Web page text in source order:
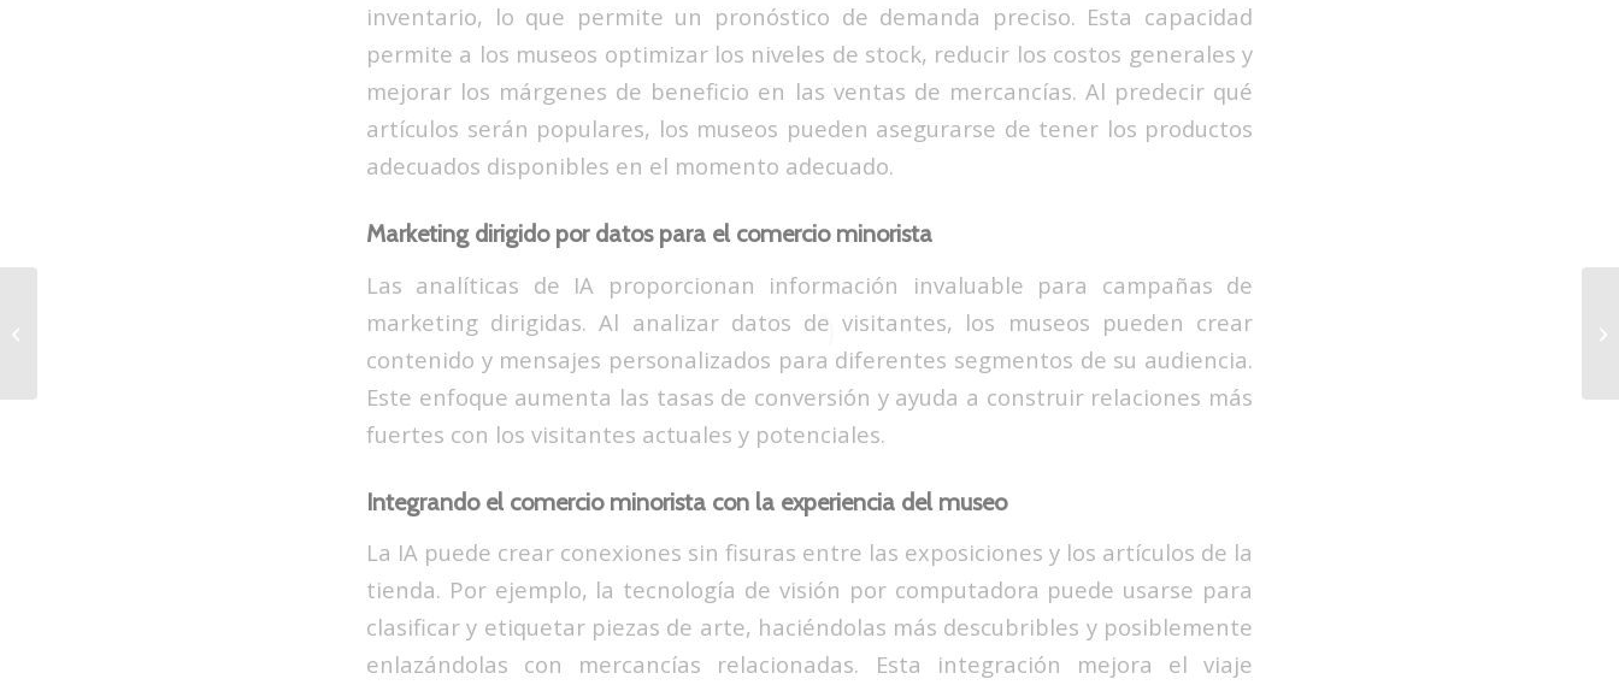
inventario, lo que permite un pronóstico de demanda preciso. Esta capacidad
permite a los museos optimizar los niveles de stock, reducir los costos generales y
mejorar los márgenes de beneficio en las ventas de mercancías. Al predecir qué
artículos serán populares, los museos pueden asegurarse de tener los productos
adecuados disponibles en el momento adecuado.
Marketing dirigido por datos para el comercio minorista
Las analíticas de IA proporcionan información invaluable para campañas de
marketing dirigidas. Al analizar datos de visitantes, los museos pueden crear
contenido y mensajes personalizados para diferentes segmentos de su audiencia.
Este enfoque aumenta las tasas de conversión y ayuda a construir relaciones más
fuertes con los visitantes actuales y potenciales.
Integrando el comercio minorista con la experiencia del museo
La IA puede crear conexiones sin fisuras entre las exposiciones y los artículos de la
tienda. Por ejemplo, la tecnología de visión por computadora puede usarse para
clasificar y etiquetar piezas de arte, haciéndolas más descubribles y posiblemente
enlazándolas con mercancías relacionadas. Esta integración mejora el viaje